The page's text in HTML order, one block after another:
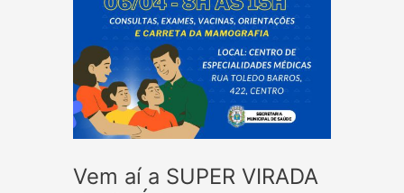
Vem aí a SUPER VIRADA